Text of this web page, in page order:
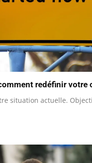
redéfinir votre
situation actuelle.